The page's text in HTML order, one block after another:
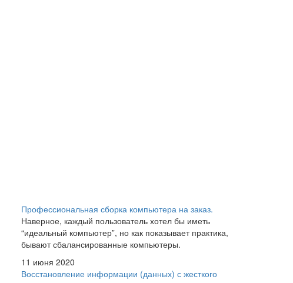
Профессиональная сборка компьютера на заказ.
Наверное, каждый пользователь хотел бы иметь
“идеальный компьютер”, но как показывает практика,
бывают сбалансированные компьютеры.
11 июня 2020
Восстановление информации (данных) с жесткого